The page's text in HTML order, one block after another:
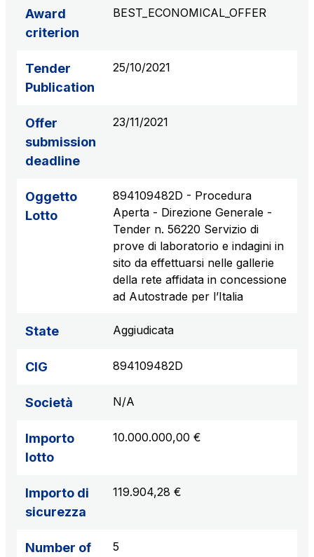
Raccordo Autostradale Valle d’Aosta S.p.A.
Network Km: 32
Società Autostrada Tirrenica p.A.
Concession expiring in 2028
Tangenziale di Napoli S.p.A.
Concession expiring in 2037
Award
criterion
BEST_ECONOMICAL_OFFER
Tender
Publication
25/10/2021
Offer
submission
deadline
23/11/2021
Oggetto
Lotto
894109482D - Procedura
Aperta - Direzione Generale -
Tender n. 56220 Servizio di
prove di laboratorio e indagini in
sito da effettuarsi nelle gallerie
della rete affidata in concessione
ad Autostrade per l’Italia
State Aggiudicata
CIG 894109482D
Società N/A
Importo
lotto
10.000.000,00 €
Importo di
sicurezza
119.904,28 €
Number of 5